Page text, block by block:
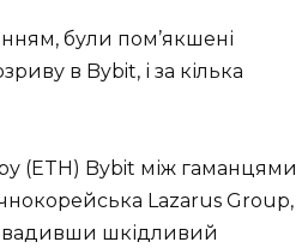
були пом’якшені
в Bybit, і за кілька
(ETH) Bybit між гаманцями
Lazarus Group,
шкідливий